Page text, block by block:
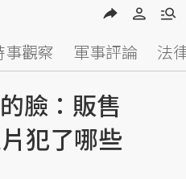
事觀察 軍事評論 法
臉：販售
犯了哪些